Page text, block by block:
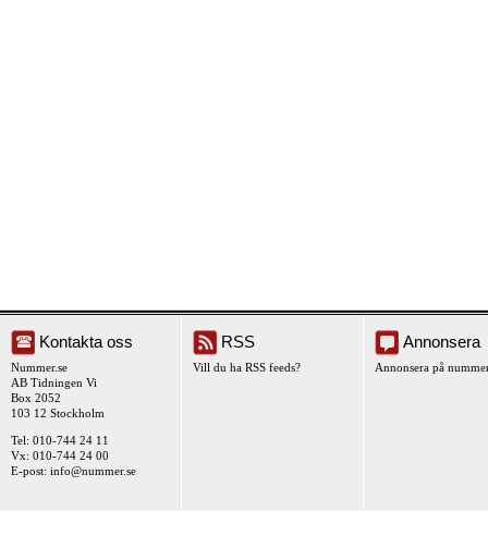
Kontakta oss
Nummer.se
AB Tidningen Vi
Box 2052
103 12 Stockholm
Tel: 010-744 24 11
Vx: 010-744 24 00
E-post: info@nummer.se
RSS
Vill du ha RSS feeds?
Annonsera
Annonsera på